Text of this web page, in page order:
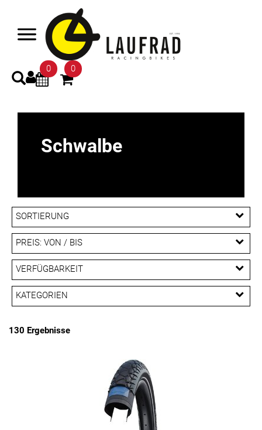
0 0
Schwalbe
SORTIERUNG
PREIS: VON / BIS
EUR
EUR
PREISFILTER ANWENDEN
VERFÜGBARKEIT
KATEGORIEN
Reifen
130 Ergebnisse